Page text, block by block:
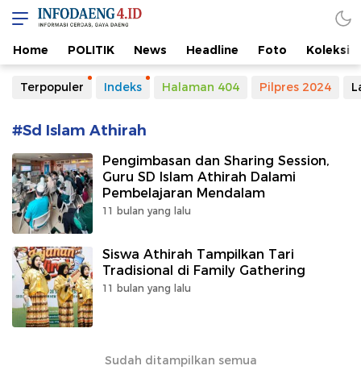
Home POLITIK News Headline Foto Koleksi
Terpopuler Indeks Halaman 404 Pilpres 2024
#Sd Islam Athirah
Pengimbasan dan Sharing Session,
Guru SD Islam Athirah Dalami
Pembelajaran Mendalam
11 bulan yang lalu
Siswa Athirah Tampilkan Tari
Tradisional di Family Gathering
11 bulan yang lalu
Sudah ditampilkan semua